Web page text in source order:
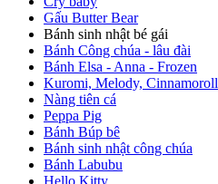
Gấu Butter Bear
Bánh sinh nhật bé gái
Bánh Công chúa - lâu đài
Bánh Elsa - Anna - Frozen
Kuromi, Melody, Cinnamoroll
Nàng tiên cá
Peppa Pig
Bánh Búp bê
Bánh sinh nhật công chúa
Bánh Labubu